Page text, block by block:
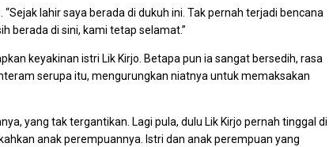
lahir saya berada di dukuh ini. Tak pernah terjadi bencana
berada di sini, kami tetap selamat.”
keyakinan istri Lik Kirjo. Betapa pun ia sangat bersedih, rasa
serupa itu, mengurungkan niatnya untuk memaksakan
yang tak tergantikan. Lagi pula, dulu Lik Kirjo pernah tinggal di
anak perempuannya. Istri dan anak perempuan yang